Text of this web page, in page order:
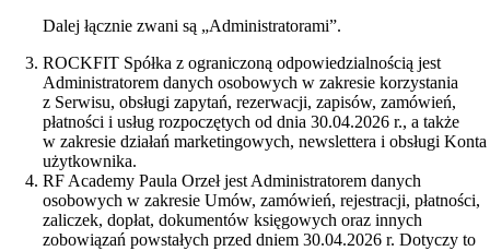
Dalej łącznie zwani są „Administratorami”.
ROCKFIT Spółka z ograniczoną odpowiedzialnością jest
Administratorem danych osobowych w zakresie korzystania
z Serwisu, obsługi zapytań, rezerwacji, zapisów, zamówień,
płatności i usług rozpoczętych od dnia 30.04.2026 r., a także
w zakresie działań marketingowych, newslettera i obsługi Konta
użytkownika.
RF Academy Paula Orzeł jest Administratorem danych
osobowych w zakresie Umów, zamówień, rejestracji, płatności,
zaliczek, dopłat, dokumentów księgowych oraz innych
zobowiązań powstałych przed dniem 30.04.2026 r. Dotyczy to